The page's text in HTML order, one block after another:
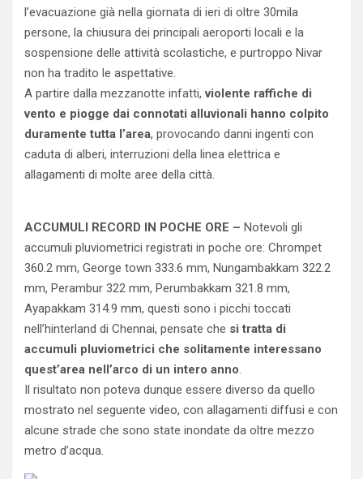
l’evacuazione già nella giornata di ieri di oltre 30mila
persone, la chiusura dei principali aeroporti locali e la
sospensione delle attività scolastiche, e purtroppo Nivar
non ha tradito le aspettative.
A partire dalla mezzanotte infatti,violente raffiche di
vento e piogge dai connotati alluvionali hanno colpito
duramente tutta l’area, provocando danni ingenti con
caduta di alberi, interruzioni della linea elettrica e
allagamenti di molte aree della città.
ACCUMULI RECORD IN POCHE ORE – Notevoli gli
accumuli pluviometrici registrati in poche ore: Chrompet
360.2 mm, George town 333.6 mm, Nungambakkam 322.2
mm, Perambur 322 mm, Perumbakkam 321.8 mm,
Ayapakkam 314.9 mm, questi sono i picchi toccati
nell’hinterland di Chennai, pensate che si tratta di
accumuli pluviometrici che solitamente interessano
quest’area nell’arco di un intero anno.
Il risultato non poteva dunque essere diverso da quello
mostrato nel seguente video, con allagamenti diffusi e con
alcune strade che sono state inondate da oltre mezzo
metro d’acqua.